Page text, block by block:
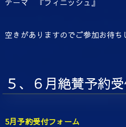
テーマ 『フィニッシュ』
空きがありますのでご参加お待ち
５、６月絶賛予約
5月予約受付フォーム